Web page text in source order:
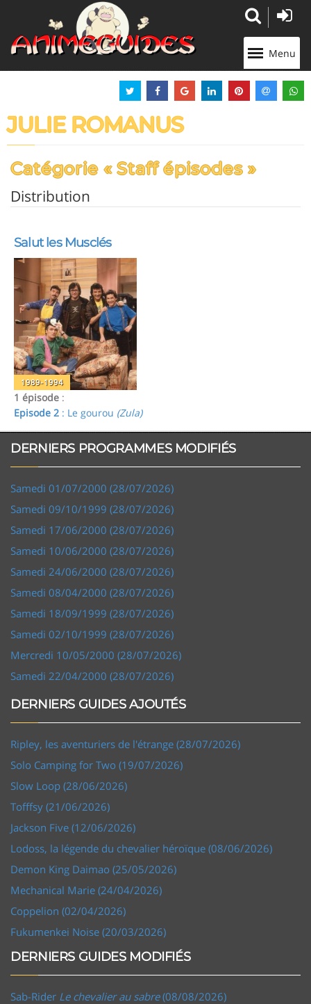
Menu
JULIE ROMANUS
Catégorie « Staff épisodes »
Distribution
Salut les Musclés
1989-1994
1 épisode :
Episode 2 : Le gourou (Zula)
DERNIERS PROGRAMMES MODIFIÉS
Samedi 01/07/2000 (28/07/2026)
Samedi 09/10/1999 (28/07/2026)
Samedi 17/06/2000 (28/07/2026)
Samedi 10/06/2000 (28/07/2026)
Samedi 24/06/2000 (28/07/2026)
Samedi 08/04/2000 (28/07/2026)
Samedi 18/09/1999 (28/07/2026)
Samedi 02/10/1999 (28/07/2026)
Mercredi 10/05/2000 (28/07/2026)
Samedi 22/04/2000 (28/07/2026)
DERNIERS GUIDES AJOUTÉS
Ripley, les aventuriers de l'étrange (28/07/2026)
Solo Camping for Two (19/07/2026)
Slow Loop (28/06/2026)
Tofffsy (21/06/2026)
Jackson Five (12/06/2026)
Lodoss, la légende du chevalier héroïque (08/06/2026)
Demon King Daimao (25/05/2026)
Mechanical Marie (24/04/2026)
Coppelion (02/04/2026)
Fukumenkei Noise (20/03/2026)
DERNIERS GUIDES MODIFIÉS
Sab-Rider Le chevalier au sabre(08/08/2026)
Panneau de gestion des cookies